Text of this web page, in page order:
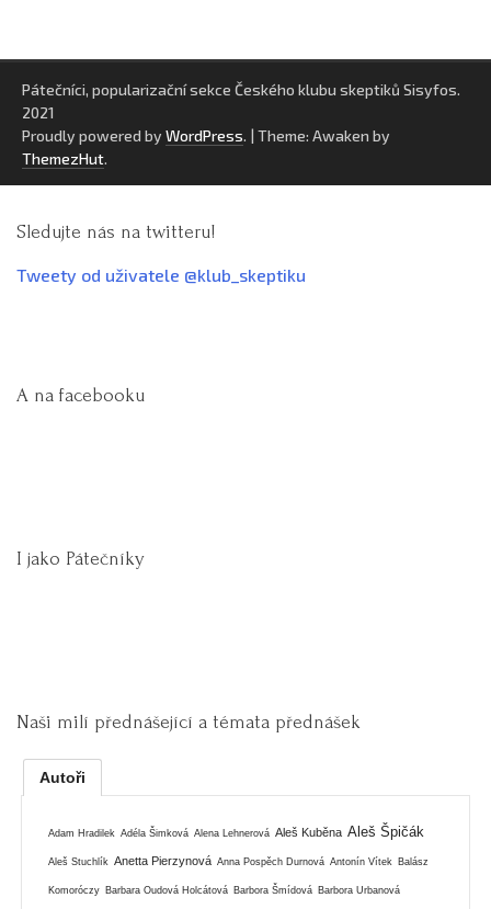
Pátečníci, popularizační sekce Českého klubu skeptiků Sisyfos.
2021
Proudly powered by WordPress. | Theme: Awaken by
ThemezHut.
Sledujte nás na twitteru!
Tweety od uživatele @klub_skeptiku
A na facebooku
I jako Pátečníky
Naši milí přednášející a témata přednášek
Autoři
Adam Hradilek Adéla Šimková Alena Lehnerová Aleš Kuběna Aleš Špičák
Aleš Stuchlík Anetta Pierzynová Anna Pospěch Durnová Antonín Vítek Balász
Komoróczy Barbara Oudová Holcátová Barbora Šmídová Barbora Urbanová